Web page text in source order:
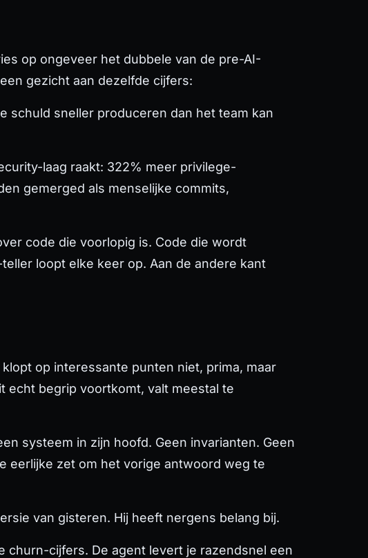
op ongeveer het dubbele van de pre-AI-
gezicht aan dezelfde cijfers:
schuld sneller produceren dan het team kan
laag raakt: 322% meer privilege-
gemerged als menselijke commits,
code die voorlopig is. Code die wordt
loopt elke keer op. Aan de andere kant
op interessante punten niet, prima, maar
echt begrip voortkomt, valt meestal te
systeem in zijn hoofd. Geen invarianten. Geen
eerlijke zet om het vorige antwoord weg te
van gisteren. Hij heeft nergens belang bij.
churn-cijfers. De agent levert je razendsnel een